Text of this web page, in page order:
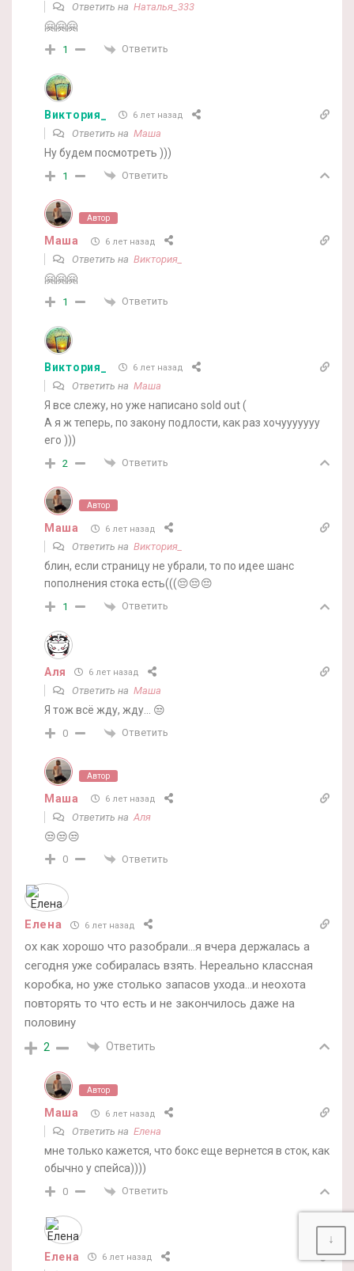
Ответить на Наталья_333
🤗🤗🤗
1 Ответить
Виктория_ 6 лет назад
Ответить на Маша
Ну будем посмотреть )))
1 Ответить
Автор
Маша 6 лет назад
Ответить на Виктория_
🤗🤗🤗
1 Ответить
Виктория_ 6 лет назад
Ответить на Маша
Я все слежу, но уже написано sold out (
А я ж теперь, по закону подлости, как раз хочууууууу
его )))
2 Ответить
Автор
Маша 6 лет назад
Ответить на Виктория_
блин, если страницу не убрали, то по идее шанс
пополнения стока есть(((😔😔😔
1 Ответить
Аля 6 лет назад
Ответить на Маша
Я тож всё жду, жду… 😒
0 Ответить
Автор
Маша 6 лет назад
Ответить на Аля
😒😒😒
0 Ответить
Елена 6 лет назад
ох как хорошо что разобрали…я вчера держалась а
сегодня уже собиралась взять. Нереально классная
коробка, но уже столько запасов ухода…и неохота
повторять то что есть и не закончилось даже на
половину
2 Ответить
Автор
Маша 6 лет назад
Ответить на Елена
мне только кажется, что бокс еще вернется в сток, как
обычно у спейса))))
0 Ответить
Елена 6 лет назад
↓